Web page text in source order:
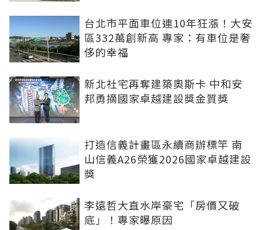
台北市平面車位連10年狂漲！大安
區332萬創新高 專家：有車位是奢
侈的幸福
新北社宅再奪建築奧斯卡 中和安
邦勇摘國家卓越建設獎金質獎
打造信義計畫區永續商辦標竿 南
山信義A26榮獲2026國家卓越建設
獎
李遠哲大直水岸豪宅「房價又破
底」！專家曝原因